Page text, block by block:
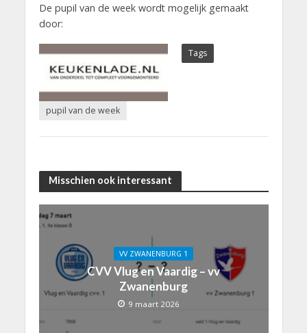
De pupil van de week wordt mogelijk gemaakt
door:
Tags
pupil van de week
Misschien ook interessant
VV ZWANENBURG 1
CVV Vlug en Vaardig – vv
Zwanenburg
9 maart 2026